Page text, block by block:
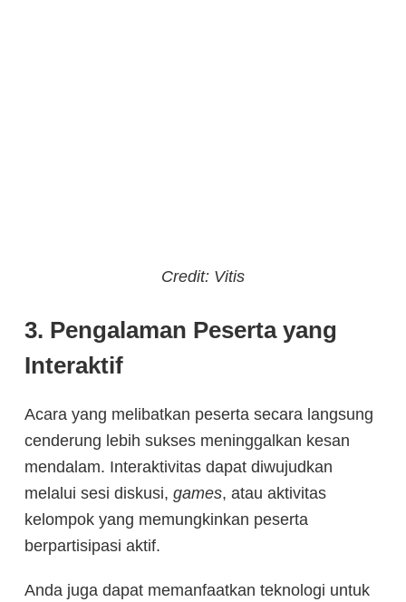
Credit: Vitis
3. Pengalaman Peserta yang
Interaktif
Acara yang melibatkan peserta secara langsung
cenderung lebih sukses meninggalkan kesan
mendalam. Interaktivitas dapat diwujudkan
melalui sesi diskusi, games, atau aktivitas
kelompok yang memungkinkan peserta
berpartisipasi aktif.
Anda juga dapat memanfaatkan teknologi untuk